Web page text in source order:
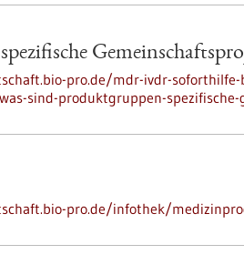
pro.de/mdr-ivdr-
sind-produktgruppen-
pro.de/infothek/